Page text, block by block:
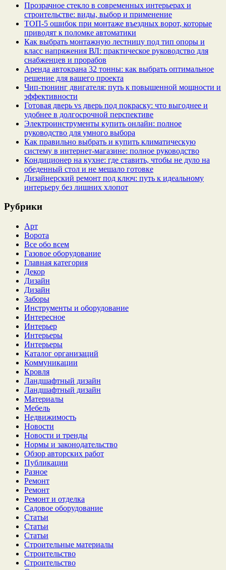
Прозрачное стекло в современных интерьерах и
строительстве: виды, выбор и применение
ТОП-5 ошибок при монтаже въездных ворот, которые
приводят к поломке автоматики
Как выбрать монтажную лестницу под тип опоры и
класс напряжения ВЛ: практическое руководство для
снабженцев и прорабов
Аренда автокрана 32 тонны: как выбрать оптимальное
решение для вашего проекта
Чип‑тюнинг двигателя: путь к повышенной мощности и
эффективности
Готовая дверь vs дверь под покраску: что выгоднее и
удобнее в долгосрочной перспективе
Электроинструменты купить онлайн: полное
руководство для умного выбора
Как правильно выбрать и купить климатическую
систему в интернет‑магазине: полное руководство
Кондиционер на кухне: где ставить, чтобы не дуло на
обеденный стол и не мешало готовке
Дизайнерский ремонт под ключ: путь к идеальному
интерьеру без лишних хлопот
Рубрики
Арт
Ворота
Все обо всем
Газовое оборудование
Главная категория
Декор
Дизайн
Дизайн
Заборы
Инструменты и оборудование
Интересное
Интерьер
Интерьеры
Интерьеры
Каталог организаций
Коммуникации
Кровля
Ландшафтный дизайн
Ландшафтный дизайн
Материалы
Мебель
Недвижимость
Новости
Новости и тренды
Нормы и законодательство
Обзор авторских работ
Публикации
Разное
Ремонт
Ремонт
Ремонт и отделка
Садовое оборудование
Статьи
Статьи
Статьи
Строительные материалы
Строительство
Строительство